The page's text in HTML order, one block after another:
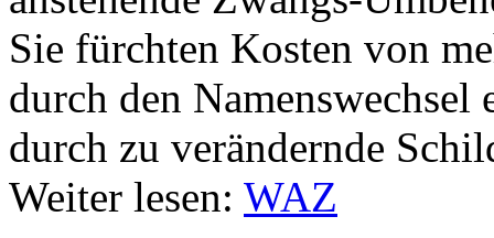
Sie fürchten Kosten von
durch den Namenswechsel
durch zu verändernde
Weiter lesen: WAZ